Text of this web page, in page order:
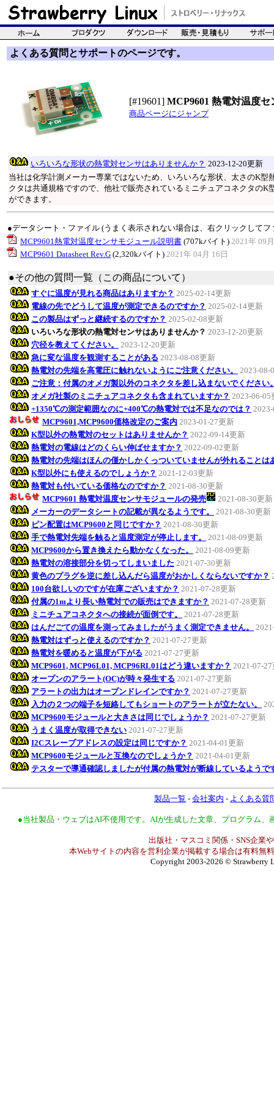
よくある質問とサポートのページです。
[#19601] MCP9601 熱電対温度
商品ページにジャンプ
いろいろな形状の熱電対センサはありませんか？ 2023-12-20更新
当社は化学計測メーカー専業ではないため、いろいろな形状、太さのK
クタは共通規格ですので、他社で販売されているミニチュアコネクタのK
ができます。
●データシート・ファイル (うまく表示されない場合は、右クリックして
MCP9601熱電対温度センサモジュール説明書 (707kバイト) 2021年 09
MCP9601 Datasheet Rev.G (2,320kバイト) 2021年 04月 16日
●その他の質問一覧（この商品について）
すぐに温度が見れる商品はありますか？ 2025-02-14更新
電線の先でどうして温度が測定できるのですか？ 2025-02-14更新
この製品はずっと継続するのですか？ 2025-02-08更新
いろいろな形状の熱電対センサはありませんか？ 2023-12-20更新
穴径を教えてください。
2023-12-20更新
急に変な温度を観測することがある 2023-08-08更新
熱電対の先端を高電圧に触れないようにご注意ください。
2023-08-
ご注意：付属のオメガ製以外のコネクタを差し込まないでください
オメガ社製のミニチュアコネクタも含まれていますか？ 2023-06-05
+1350℃の測定範囲なのに+400℃の熱電対では不足なのでは？
MCP9601,MCP9600価格改定のご案内 2023-01-27更新
K型以外の熱電対のセットはありませんか？ 2022-09-14更新
熱電対の電線はどのくらい伸ばせますか？ 2022-09-02更新
熱電対の先端はほんの僅かしかくっついていませんが外れることは
K型以外にも使えるのでしょうか？ 2021-12-03更新
熱電対も付いている価格なのですか？ 2021-08-30更新
MCP9601 熱電対温度センサモジュールの発売
2021-08-30更新
メーカーのデータシートの記載が異なるようです。
2021-08-30更新
ピン配置はMCP9600と同じですか？ 2021-08-30更新
手で熱電対先端を触ると温度測定が停止します。
2021-08-09更新
MCP9600から置き換えたら動かなくなった。
2021-08-09更新
熱電対の溶接部分を切ってしまいました 2021-07-30更新
黄色のプラグを逆に差し込んだら温度がおかしくならないですか？
100台欲しいのですが在庫ございますか？ 2021-07-28更新
付属の1mより長い熱電対での販売はできますか？ 2021-07-28更新
ミニチュアコネクタへの接続が面倒です。
2021-07-28更新
はんだごての温度を測ってみましたがうまく測定できません。
熱電対はずっと使えるのですか？ 2021-07-27更新
熱電対を暖めると温度が下がる 2021-07-27更新
MCP9601, MCP96L01, MCP96RL01はどう違いますか？ 2021-07-
オープンのアラート(OC)が時々発生する 2021-07-27更新
アラートの出力はオープンドレインですか？ 2021-07-27更新
入力の２つの端子を短絡してもショートのアラートが立たない。
MCP9600モジュールと大きさは同じでしょうか？ 2021-07-27更新
うまく温度が取得できない 2021-07-27更新
I2Cスレーブアドレスの設定は同じですか？ 2021-04-01更新
MCP9600モジュールと互換なのでしょうか？ 2021-04-01更新
テスターで導通確認しましたが付属の熱電対が断線しているようで
製品一覧 - 会社案内 - よくある質
●当社製品・ウェブはAI不使用です。AIが生成した文章、プログラム
出版社・マスコミ関係・SNS企業
本Webサイトの内容を営利企業が掲載する場合は有料無
Copyright 2003-2026 © Strawberry